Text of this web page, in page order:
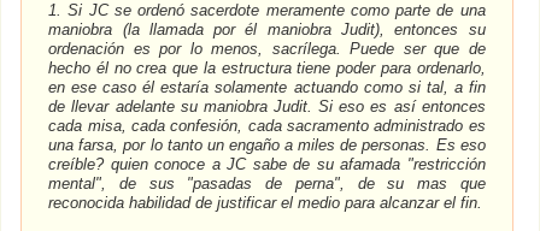
1. Si JC se ordenó sacerdote meramente como parte de una
maniobra (la llamada por él maniobra Judit), entonces su
ordenación es por lo menos, sacrílega. Puede ser que de
hecho él no crea que la estructura tiene poder para ordenarlo,
en ese caso él estaría solamente actuando como si tal, a fin
de llevar adelante su maniobra Judit. Si eso es así entonces
cada misa, cada confesión, cada sacramento administrado es
una farsa, por lo tanto un engaño a miles de personas. Es eso
creíble? quien conoce a JC sabe de su afamada "restricción
mental", de sus "pasadas de perna", de su mas que
reconocida habilidad de justificar el medio para alcanzar el fin.